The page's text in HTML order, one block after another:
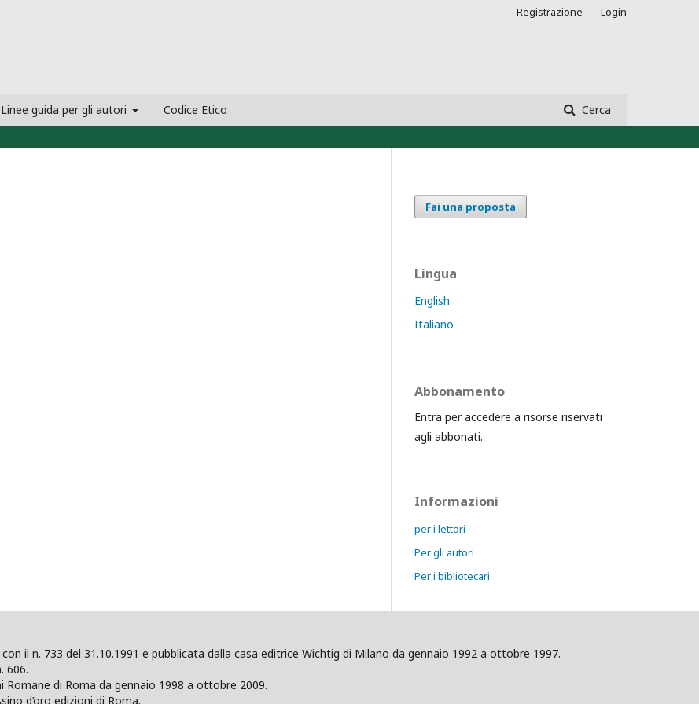
Linee guida per gli autori Codice Etico Cerca
Registrazione Login
Fai una proposta
Lingua
English
Italiano
Abbonamento
Entra per accedere a risorse riservati
agli abbonati.
Informazioni
per i lettori
Per gli autori
Per i bibliotecari
il n. 733 del 31.10.1991 e pubblicata dalla casa editrice Wichtig di Milano da gennaio 1992 a ottobre 1997.
606.
di Roma da gennaio 1998 a ottobre 2009.
d’oro edizioni di Roma.